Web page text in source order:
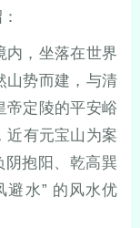
内，坐落在世界
山势而建，与清
帝定陵的平安峪
近有元宝山为案
阴抱阳、乾高巽
避水” 的风水优